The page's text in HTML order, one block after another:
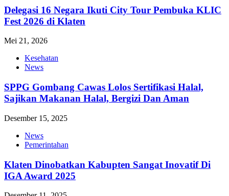
Delegasi 16 Negara Ikuti City Tour Pembuka KLIC
Fest 2026 di Klaten
Mei 21, 2026
Kesehatan
News
SPPG Gombang Cawas Lolos Sertifikasi Halal,
Sajikan Makanan Halal, Bergizi Dan Aman
Desember 15, 2025
News
Pemerintahan
Klaten Dinobatkan Kabupten Sangat Inovatif Di
IGA Award 2025